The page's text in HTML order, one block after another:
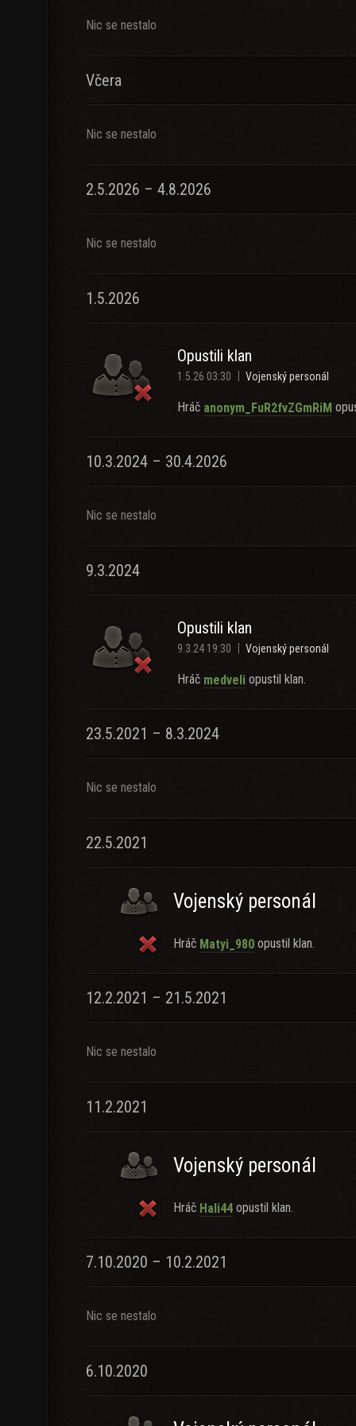
Nic se nestalo
Včera
Nic se nestalo
2.5.2026 – 4.8.2026
Nic se nestalo
1.5.2026
Opustili klan
1.5.26 03:30 Vojenský personál
Hráč anonym_FuR2fvZGmRiM
10.3.2024 – 30.4.2026
Nic se nestalo
9.3.2024
Opustili klan
9.3.24 19:30 Vojenský personál
Hráč medveli opustil klan.
23.5.2021 – 8.3.2024
Nic se nestalo
22.5.2021
Vojenský personál
Hráč Matyi_980 opustil klan.
12.2.2021 – 21.5.2021
Nic se nestalo
11.2.2021
Vojenský personál
Hráč Hali44 opustil klan.
7.10.2020 – 10.2.2021
Nic se nestalo
6.10.2020